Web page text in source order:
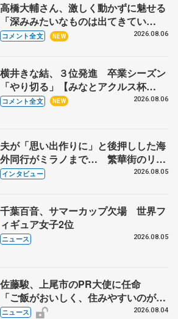
高橋大輔さん、激しく動かずに魅せる
「深みみたいなものは出てきてい
る？」 〝兄さん〟と慕うレジェンド
コメント全文 NEW 2026.08.06
横井きな結、３位発進 卒業シーズン
「やり切る」【みなとアクルス杯
SP】
コメント全文 NEW 2026.08.06
夫が「思い出作りに」と後押しした海
外同行がミラノまで… 繁華街のリン
クでは不良のお兄さんも味方に 小林
インタビュー 2026.08.05
千葉百音、サマーカップ欠場 世界フ
ィギュア女子2位
ニュース 2026.08.05
佐藤駿、上尾市のPR大使に任命
「ご飯がおいしく、住みやすいのが魅
力」
ニュース 2026.08.04